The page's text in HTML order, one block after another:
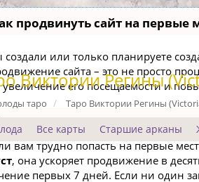
продвинуть сайт на первые
создали или только планируете
сайта – это не просто
увеличение его посещаемости и
продвижения
вам трудно попасть на первые
, она ускоряет продвижение в
первых 7 дней. Если ни один
Виктории Регины
таро Таро Виктории Регины
Все карты Старшие арканы